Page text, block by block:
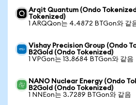
Arqit Quantum (Ondo
Tokenized)
1 ARQQon는 4.4872 BTGon와 같
Vishay Precision Group (Ondo
B2Gold (Ondo Tokenized)
1 VPGon는 13.8684 BTGon와 같음
NANO Nuclear Energy (Ondo
B2Gold (Ondo Tokenized)
1 NNEon는 3.7289 BTGon와 같음